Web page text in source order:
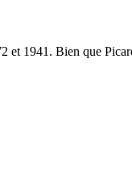
1941. Bien que